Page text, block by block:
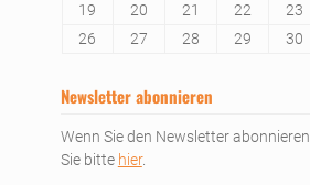
19
20 21 22 23
26
27 28 29 30
Newsletter abonnieren
Wenn Sie den Newsletter
Sie bitte hier.